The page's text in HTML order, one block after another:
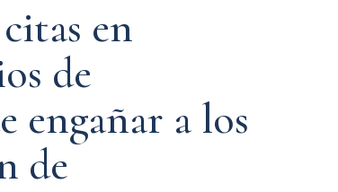
en
de
engañar a los
de